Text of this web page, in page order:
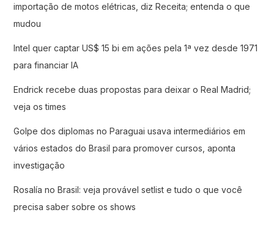
importação de motos elétricas, diz Receita; entenda o que
mudou
Intel quer captar US$ 15 bi em ações pela 1ª vez desde 1971
para financiar IA
Endrick recebe duas propostas para deixar o Real Madrid;
veja os times
Golpe dos diplomas no Paraguai usava intermediários em
vários estados do Brasil para promover cursos, aponta
investigação
Rosalía no Brasil: veja provável setlist e tudo o que você
precisa saber sobre os shows